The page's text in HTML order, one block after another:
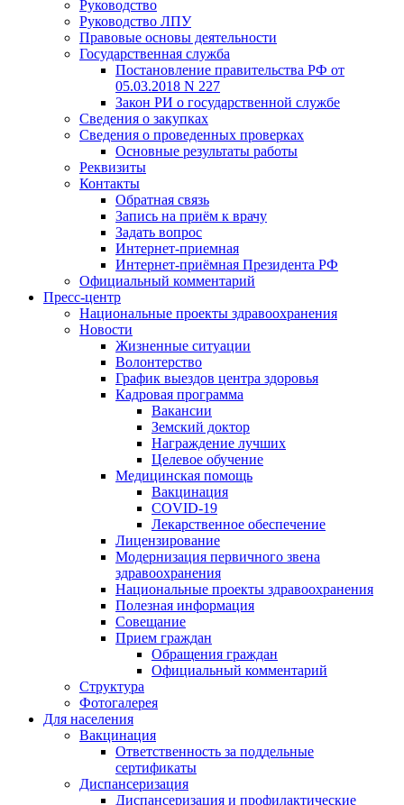
Руководство
Руководство ЛПУ
Правовые основы деятельности
Государственная служба
Постановление правительства РФ от
05.03.2018 N 227
Закон РИ о государственной службе
Сведения о закупках
Сведения о проведенных проверках
Основные результаты работы
Реквизиты
Контакты
Обратная связь
Запись на приём к врачу
Задать вопрос
Интернет-приемная
Интернет-приёмная Президента РФ
Официальный комментарий
Пресс-центр
Национальные проекты здравоохранения
Новости
Жизненные ситуации
Волонтерство
График выездов центра здоровья
Кадровая программа
Вакансии
Земский доктор
Награждение лучших
Целевое обучение
Медицинская помощь
Вакцинация
COVID-19
Лекарственное обеспечение
Лицензирование
Модернизация первичного звена
здравоохранения
Национальные проекты здравоохранения
Полезная информация
Совещание
Прием граждан
Обращения граждан
Официальный комментарий
Структура
Фотогалерея
Для населения
Вакцинация
Ответственность за поддельные
сертификаты
Диспансеризация
Диспансеризация и профилактические